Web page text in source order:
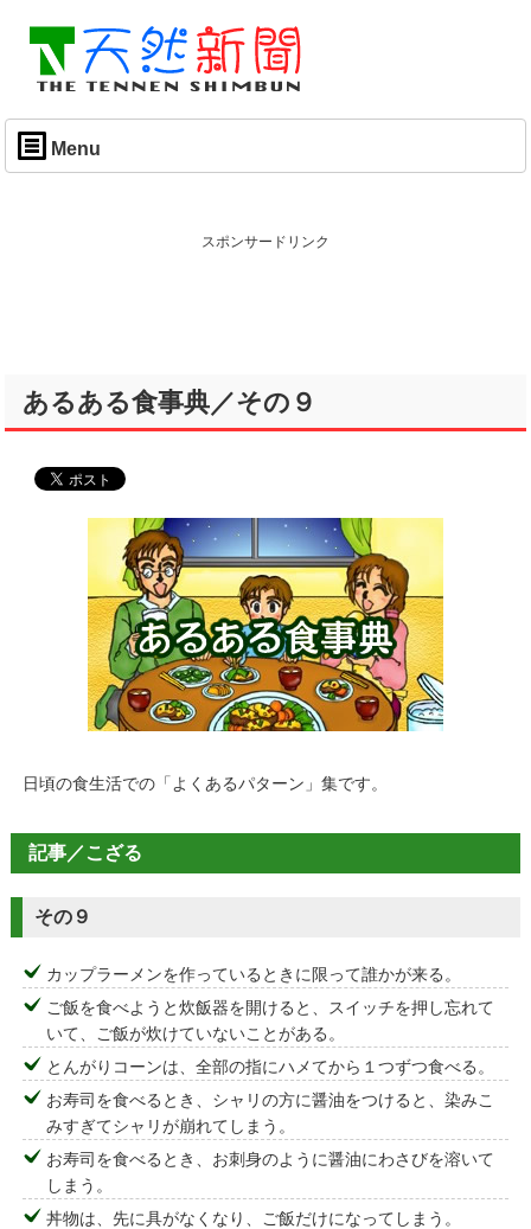
Menu
スポンサードリンク
あるある食事典／その９
日頃の食生活での「よくあるパターン」集です。
記事／こざる
その９
カップラーメンを作っているときに限って誰かが来る。
ご飯を食べようと炊飯器を開けると、スイッチを押し忘れて
いて、ご飯が炊けていないことがある。
とんがりコーンは、全部の指にハメてから１つずつ食べる。
お寿司を食べるとき、シャリの方に醤油をつけると、染みこ
みすぎてシャリが崩れてしまう。
お寿司を食べるとき、お刺身のように醤油にわさびを溶いて
しまう。
丼物は、先に具がなくなり、ご飯だけになってしまう。